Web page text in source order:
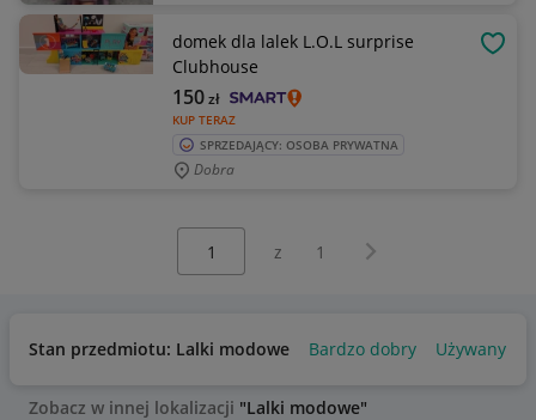
domek dla lalek L.O.L surprise
Clubhouse
KUP TERAZ
150zł
SPRZEDAJĄCY: OSOBA PRYWATNA
Dobra
z 1 Następna strona
Stan przedmiotu: Lalki modowe Bardzo dobry Używany
Zobacz w innej lokalizacji "Lalki modowe"